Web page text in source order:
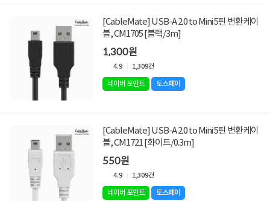
[CableMate] USB-A 2.0 to Mini 5핀 변환케이
블, CM1705 [블랙/3m]
1,300원
4.9 1,309건
네이버 포인트 토스페이
[CableMate] USB-A 2.0 to Mini 5핀 변환케이
블, CM1721 [화이트/0.3m]
550원
4.9 1,309건
네이버 포인트 토스페이